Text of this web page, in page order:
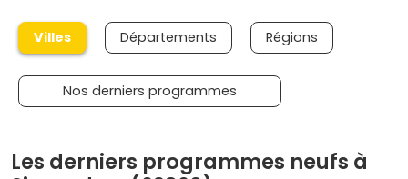
Villes Départements Régions
Nos derniers programmes
Les derniers programmes neufs à